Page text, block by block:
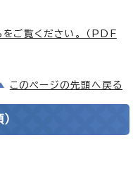
ご覧ください。 （PDF
このページの先頭へ戻る